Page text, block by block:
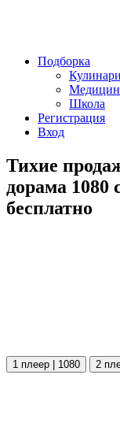
Подборка
Школа
Регистрация
Вход
Тихие
дорама 1080
бесплатно
1 плеер | 1080 2